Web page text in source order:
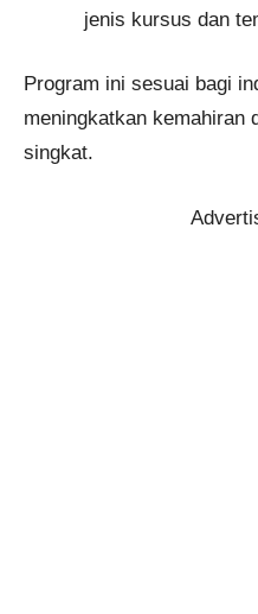
jenis kursus dan
Program ini sesuai bagi
meningkatkan kemahiran
singkat.